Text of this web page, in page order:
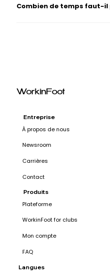
Combien de temps faut-il
WorkinFoot
Entreprise
À propos de nous
Newsroom
Carrières
Contact
Produits
Plateforme
WorkinFoot for clubs
Mon compte
FAQ
Langues